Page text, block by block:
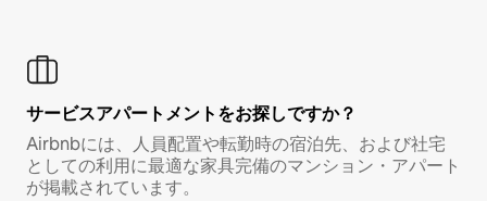
サービスアパートメントをお探しですか？
Airbnbには、人員配置や転勤時の宿泊先、および社宅
としての利用に最適な家具完備のマンション・アパート
が掲載されています。